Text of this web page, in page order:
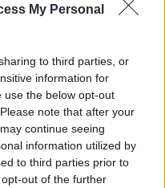
My Personal
to third parties, or
information for
use the below opt-out
note that after your
continue seeing
information utilized by
to third parties prior to
out of the further
er rammet av
fortsatt svar på
ikke er snakk om
gå
helg.